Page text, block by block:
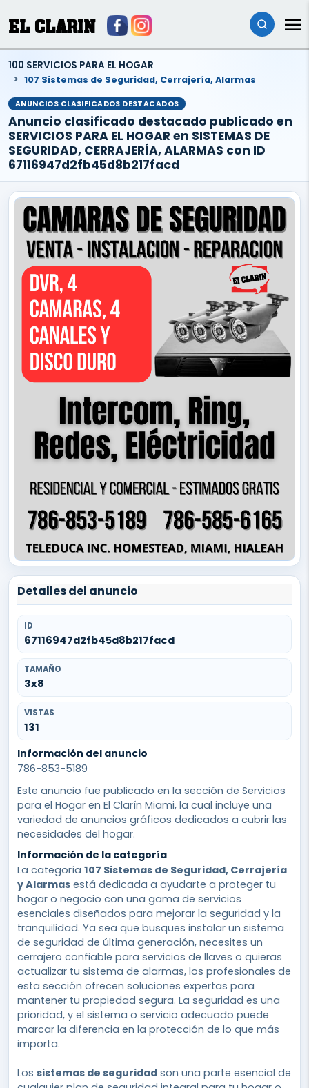
EL CLARIN
100 SERVICIOS PARA EL HOGAR
107 Sistemas de Seguridad, Cerrajería, Alarmas
ANUNCIOS CLASIFICADOS DESTACADOS
Anuncio clasificado destacado publicado en
SERVICIOS PARA EL HOGAR en SISTEMAS DE
SEGURIDAD, CERRAJERÍA, ALARMAS con ID
67116947d2fb45d8b217facd
Detalles del anuncio
ID
67116947d2fb45d8b217facd
TAMAÑO
3x8
VISTAS
131
Información del anuncio
786-853-5189
Este anuncio fue publicado en la sección de Servicios
para el Hogar en El Clarín Miami, la cual incluye una
variedad de anuncios gráficos dedicados a cubrir las
necesidades del hogar.
Información de la categoría
La categoría 107 Sistemas de Seguridad, Cerrajería
y Alarmas está dedicada a ayudarte a proteger tu
hogar o negocio con una gama de servicios
esenciales diseñados para mejorar la seguridad y la
tranquilidad. Ya sea que busques instalar un sistema
de seguridad de última generación, necesites un
cerrajero confiable para servicios de llaves o quieras
actualizar tu sistema de alarmas, los profesionales de
esta sección ofrecen soluciones expertas para
mantener tu propiedad segura. La seguridad es una
prioridad, y el sistema o servicio adecuado puede
marcar la diferencia en la protección de lo que más
importa.
Los sistemas de seguridad son una parte esencial de